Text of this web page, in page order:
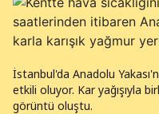
İstanbul'da Anadolu
etkili oluyor. Kar yağışıyla
görüntü oluştu.